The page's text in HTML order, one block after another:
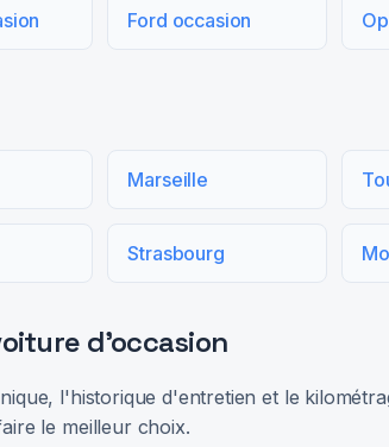
Ford occasion
Marseille
Strasbourg
d'occasion
l'historique d'entretien et le
le meilleur choix.